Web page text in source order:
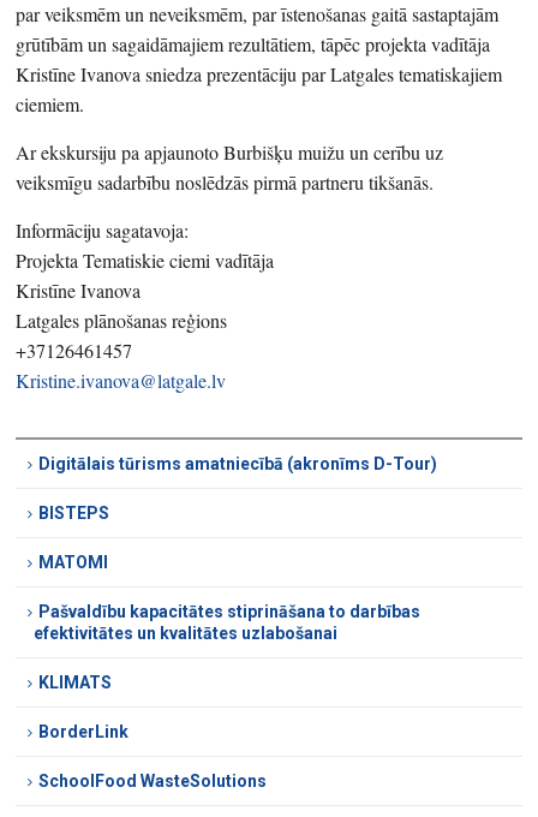
par veiksmēm un neveiksmēm, par īstenošanas gaitā sastaptajām
grūtībām un sagaidāmajiem rezultātiem, tāpēc projekta vadītāja
Kristīne Ivanova sniedza prezentāciju par Latgales tematiskajiem
ciemiem.
Ar ekskursiju pa apjaunoto Burbišķu muižu un cerību uz
veiksmīgu sadarbību noslēdzās pirmā partneru tikšanās.
Informāciju sagatavoja:
Projekta Tematiskie ciemi vadītāja
Kristīne Ivanova
Latgales plānošanas reģions
+37126461457
Kristine.ivanova@latgale.lv
Digitālais tūrisms amatniecībā (akronīms D-Tour)
BISTEPS
MATOMI
Pašvaldību kapacitātes stiprināšana to darbības
efektivitātes un kvalitātes uzlabošanai
KLIMATS
BorderLink
SchoolFood WasteSolutions